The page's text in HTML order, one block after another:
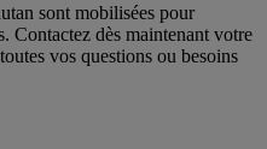
sont mobilisées pour
Contactez dès maintenant votre
vos questions ou besoins